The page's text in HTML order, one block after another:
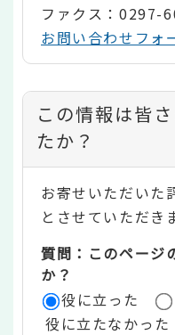
ファクス：0297-
お問い合わせフォ
コ
ン
テ
ン
ツ
評
価
この情報は皆
たか？
お寄せいただいた
とさせていただき
質問：このページ
か？
役に立った
役に立たなかった